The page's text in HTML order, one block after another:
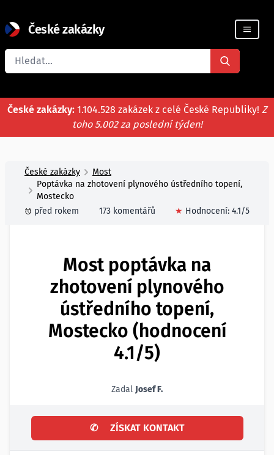
České zakázky
Registrace firmy
České zakázky: 1.104.528 zakázek z celé České Republiky! Z
toho 5.002 za poslední týden!
České zakázky
Most
Poptávka na zhotovení plynového ústředního topení,
Mostecko
před rokem
173 komentářů ★ Hodnocení: 4.1/5
Most poptávka na
zhotovení plynového
ústředního topení,
Mostecko (hodnocení
4.1/5)
Zadal Josef F.
✆ ZÍSKAT KONTAKT